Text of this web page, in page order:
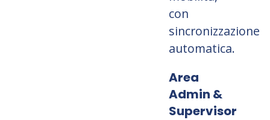
con
sincronizzazione
automatica.
Area
Admin &
Supervisor